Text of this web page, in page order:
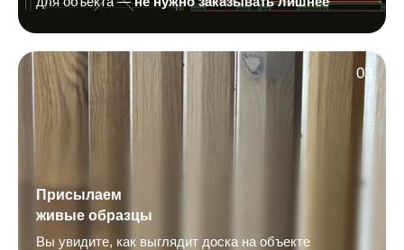
03
Присылаем
живые образцы
Вы увидите, как выглядит доска на объекте